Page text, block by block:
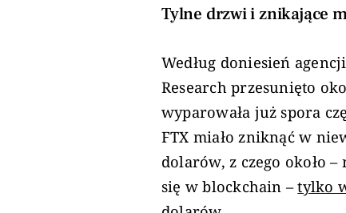
Tylne drzwi i znikające
Według doniesień
Research przesunięto
wyparowała już spora
FTX miało zniknąć w
dolarów, z czego około
się w blockchain –tylko